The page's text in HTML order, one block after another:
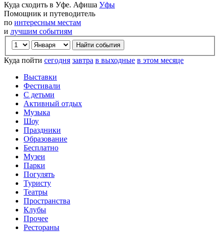
Куда сходить в Уфе. Афиша Уфы
Помощник и путеводитель
по интересным местам
и лучшим событиям
Куда пойти сегодня завтра в выходные в этом месяце
Выставки
Фестивали
С детьми
Активный отдых
Музыка
Шоу
Праздники
Образование
Бесплатно
Музеи
Парки
Погулять
Туристу
Театры
Пространства
Клубы
Прочее
Рестораны